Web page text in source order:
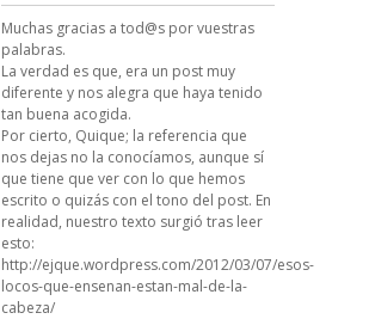
Muchas gracias a tod@s por vuestras
palabras.
La verdad es que, era un post muy
diferente y nos alegra que haya tenido
tan buena acogida.
Por cierto, Quique; la referencia que
nos dejas no la conocíamos, aunque sí
que tiene que ver con lo que hemos
escrito o quizás con el tono del post. En
realidad, nuestro texto surgió tras leer
esto:
http://ejque.wordpress.com/2012/03/07/esos-
locos-que-ensenan-estan-mal-de-la-
cabeza/